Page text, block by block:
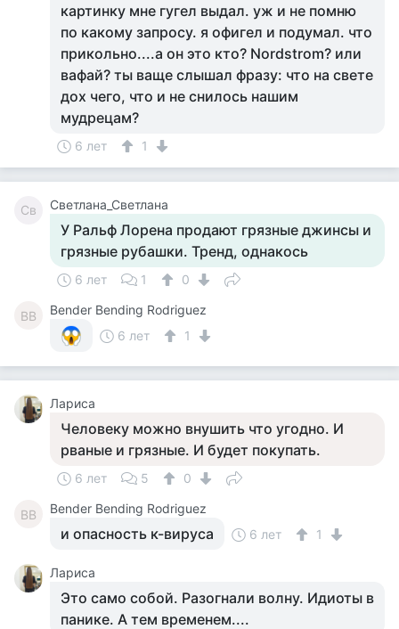
картинку мне гугел выдал. уж и не помню
по какому запросу. я офигел и подумал. что
прикольно....а он это кто? Nordstrom? или
вафай? ты ваще слышал фразу: что на свете
дох чего, что и не снилось нашим
мудрецам?
6 лет 1
Св Светлана_Светлана
У Ральф Лорена продают грязные джинсы и
грязные рубашки. Тренд, однакось
6 лет 1 0
BB
Bender Bending Rodriguez
6 лет
1
Лариса
Человеку можно внушить что угодно. И
рваные и грязные. И будет покупать.
6 лет 5 0
BB Bender Bending Rodriguez
и опасность к-вируса 6 лет 1
Лариса
Это само собой. Разогнали волну. Идиоты в
панике. А тем временем....